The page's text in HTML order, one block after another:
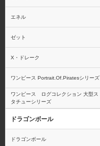
ユースタス・キッド
ブルック
エネル
ゼット
X・ドレーク
ワンピース Portrait.Of.Piratesシリーズ
ワンピース ログコレクション 大型ス
タチューシリーズ
ドラゴンボール
ドラゴンボール